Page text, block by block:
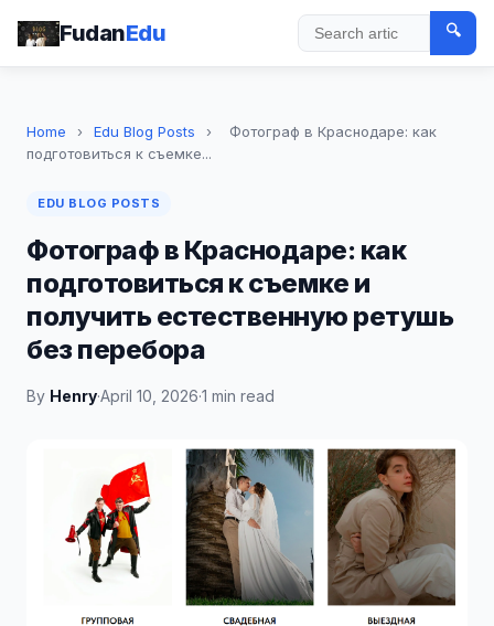
FudanEdu Search
🔍
Home › Edu Blog Posts ›
Фотограф в Краснодаре: как
подготовиться к съемке...
EDU BLOG POSTS
Фотограф в Краснодаре: как
подготовиться к съемке и
получить естественную ретушь
без перебора
By Henry·April 10, 2026·1 min read